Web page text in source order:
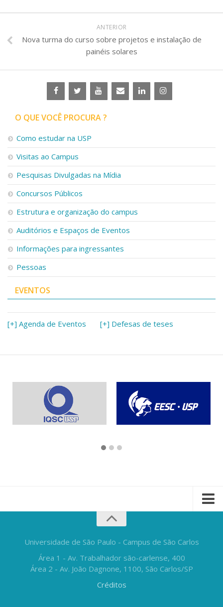
ANTERIOR
Nova turma do curso sobre projetos e instalação de
painéis solares
O QUE VOCÊ PROCURA ?
Como estudar na USP
Visitas ao Campus
Pesquisas Divulgadas na Mídia
Concursos Públicos
Estrutura e organização do campus
Auditórios e Espaços de Eventos
Informações para ingressantes
Pessoas
EVENTOS
[+] Agenda de Eventos [+] Defesas de teses
Universidade de São Paulo - Campus de São Carlos
Área 1 - Av. Trabalhador são-carlense, 400
Área 2 - Av. João Dagnone, 1100, São Carlos/SP
Créditos